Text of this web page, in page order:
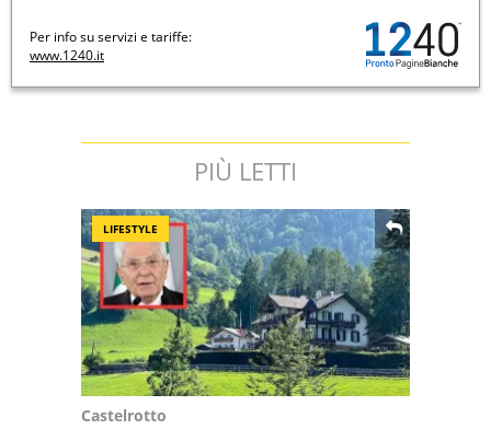
Per info su servizi e tariffe:
www.1240.it
PIÙ LETTI
LIFESTYLE
Castelrotto